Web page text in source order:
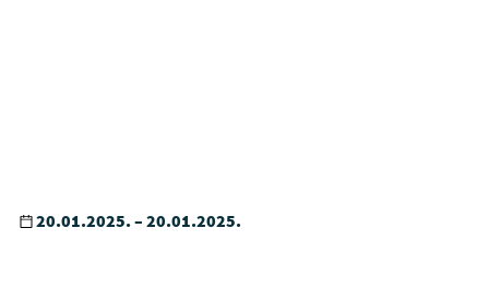
20.01.2025. – 20.01.2025.